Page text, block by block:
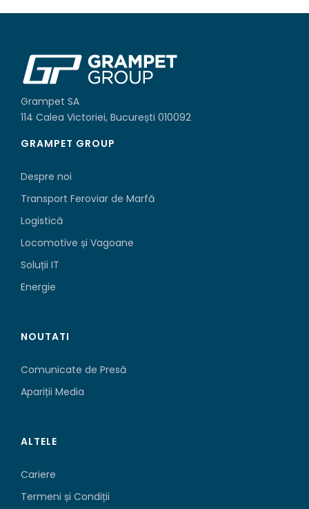
Grampet SA
114 Calea Victoriei, București 010092
GRAMPET GROUP
Despre noi
Transport Feroviar de Marfă
Logistică
Locomotive și Vagoane
Soluții IT
Energie
NOUTATI
Comunicate de Presă
Apariții Media
ALTELE
Cariere
Termeni și Condiții